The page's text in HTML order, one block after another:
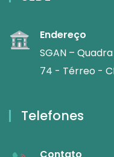
Endereço
SGAN –
74 - Térreo -
Telefones
Contato